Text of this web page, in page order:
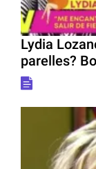
Lydia
parelles?